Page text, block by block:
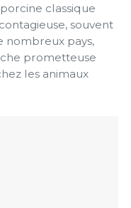
classique
souvent
nombreux pays,
prometteuse
les animaux